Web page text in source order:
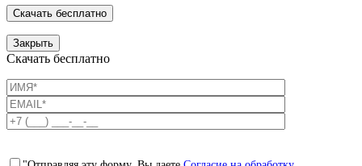
Закрыть
Скачать бесплатно